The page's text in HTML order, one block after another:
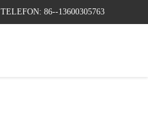
TELEFON: 86--13600305763